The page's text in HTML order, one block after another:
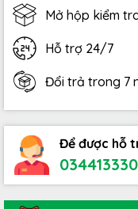
Mở hộp kiểm
Hỗ trợ 24/7
Đổi trả trong 7
Để được hỗ